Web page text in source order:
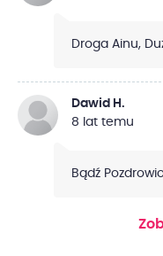
Droga Ainu,
Dawid H.
8 lat temu
Bądź